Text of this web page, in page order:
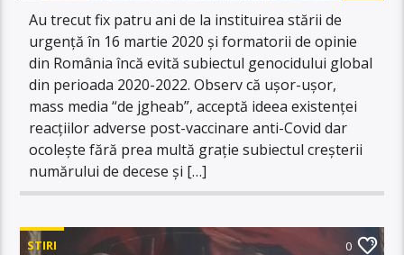
Au trecut fix patru ani de la instituirea stării de
urgență în 16 martie 2020 și formatorii de opinie
din România încă evită subiectul genocidului global
din perioada 2020-2022. Observ că ușor-ușor,
mass media “de jgheab”, acceptă ideea existenței
reacțiilor adverse post-vaccinare anti-Covid dar
ocolește fără prea multă grație subiectul creșterii
numărului de decese și […]
STIRI 0